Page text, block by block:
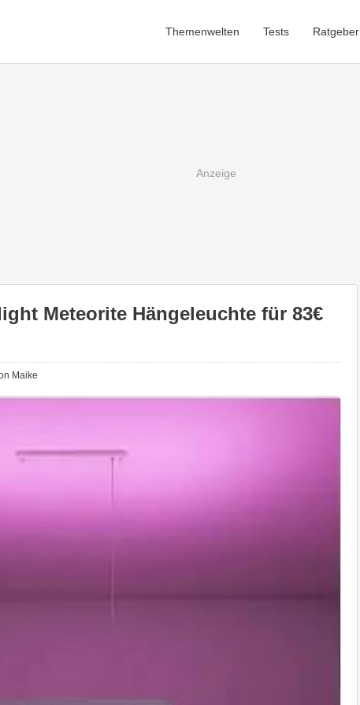
Themenwelten Tests Ratgeber
Meteorite Hängeleuchte für 83€
Maike